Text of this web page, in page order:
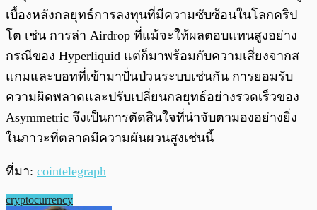
เบื้องหลังกลยุทธ์การลงทุนที่มีความซับซ้อนในโลกคริป
โต เช่น การล่า Airdrop ที่แม้จะให้ผลตอบแทนสูงอย่าง
กรณีของ Hyperliquid แต่ก็มาพร้อมกับความเสี่ยงจากส
แกมและบอทที่เข้ามาปั่นป่วนระบบเช่นกัน การยอมรับ
ความผิดพลาดและปรับเปลี่ยนกลยุทธ์อย่างรวดเร็วของ
Asymmetric จึงเป็นการตัดสินใจที่น่าจับตามองอย่างยิ่ง
ในภาวะที่ตลาดมีความผันผวนสูงเช่นนี้
ที่มา: cointelegraph
cryptocurrency